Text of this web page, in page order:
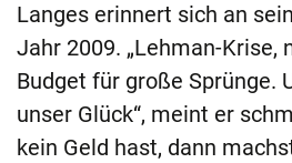
Langes erinnert sich an
Jahr 2009. „Lehman-Krise,
Budget für große Sprünge.
unser Glück“, meint er
kein Geld hast, dann